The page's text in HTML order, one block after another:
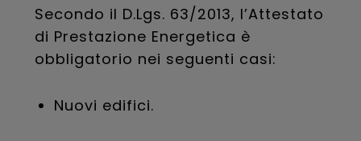
Secondo il D.Lgs. 63/2013, l’Attestato
di Prestazione Energetica è
obbligatorio nei seguenti casi:
Nuovi edifici.